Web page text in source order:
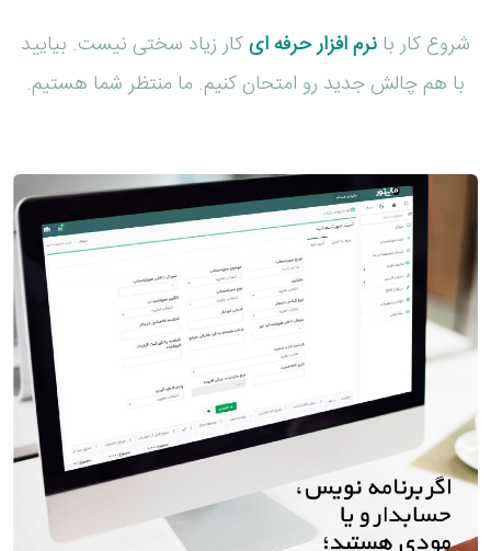
شروع کار با نرم افزار حرفه ایکار زیاد سختی نیست. بیایید
با هم چالش جدید رو امتحان کنیم. ما منتظر شما هستیم.